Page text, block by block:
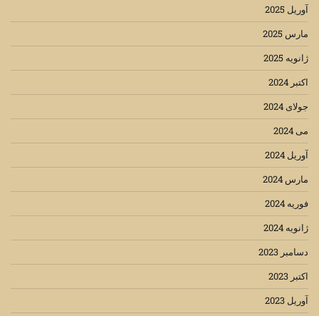
آوریل 2025
مارس 2025
ژانویه 2025
اکتبر 2024
جولای 2024
می 2024
آوریل 2024
مارس 2024
فوریه 2024
ژانویه 2024
دسامبر 2023
اکتبر 2023
آوریل 2023